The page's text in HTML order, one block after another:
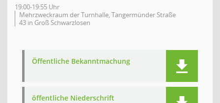
19:00-19:55 Uhr
Mehrzweckraum der Turnhalle, Tangermünder Straße
43 in Groß Schwarzlosen
Öffentliche Bekanntmachung
öffentliche Niederschrift